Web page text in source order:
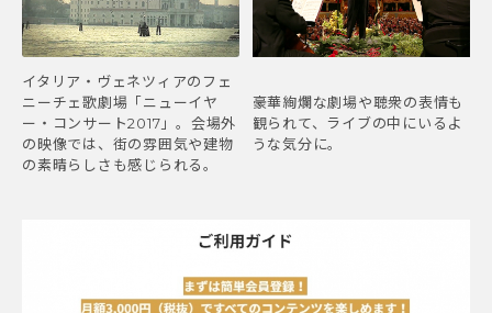
イタリア・ヴェネツィアのフェ
ニーチェ歌劇場「ニューイヤ
ー・コンサート2017」。会場外
の映像では、街の雰囲気や建物
の素晴らしさも感じられる。
豪華絢爛な劇場や聴衆の表情も
観られて、ライブの中にいるよ
うな気分に。